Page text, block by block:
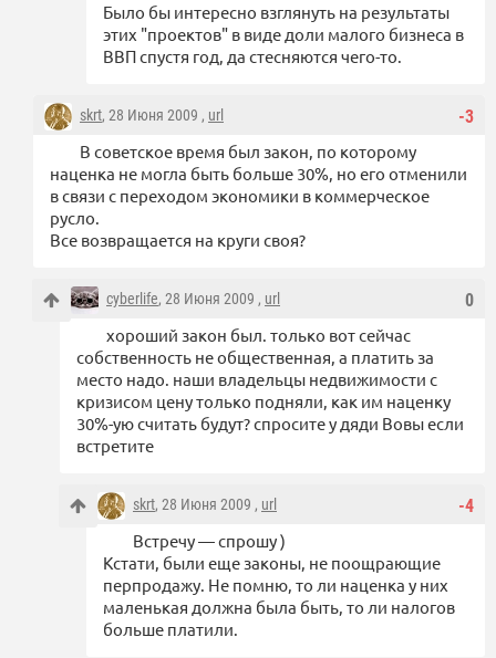
Было бы интересно взглянуть на результаты
этих "проектов" в виде доли малого бизнеса в
ВВП спустя год, да стесняются чего-то.
-3
skrt, 28 Июня 2009 , url
В советское время был закон, по которому
наценка не могла быть больше 30%, но его отменили
в связи с переходом экономики в коммерческое
русло.
Все возвращается на круги своя?
0
cyberlife, 28 Июня 2009 , url
хороший закон был. только вот сейчас
собственность не общественная, а платить за
место надо. наши владельцы недвижимости с
кризисом цену только подняли, как им наценку
30%-ую считать будут? спросите у дяди Вовы если
встретите
-4
skrt, 28 Июня 2009 , url
Встречу — спрошу )
Кстати, были еще законы, не поощрающие
перпродажу. Не помню, то ли наценка у них
маленькая должна была быть, то ли налогов
больше платили.